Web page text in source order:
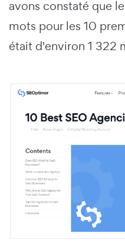
avons constaté que
mots pour les 10
était d'environ 1 322